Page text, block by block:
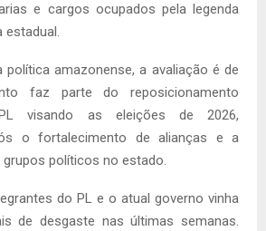
e cargos ocupados pela legenda
estadual.
política amazonense, a avaliação é de
faz parte do reposicionamento
visando as eleições de 2026,
o fortalecimento de alianças e a
políticos no estado.
do PL e o atual governo vinha
de desgaste nas últimas semanas.